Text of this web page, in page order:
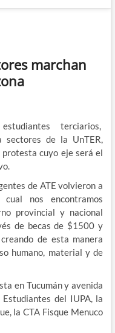
o
d
e
ú
marchan
terciarios,
de la UnTER,
cuyo eje será el
de ATE volvieron a
nos encontramos
provincial y nacional
de becas de $1500 y
de esta manera
humano, material y de
en Tucumán y avenida
del IUPA, la
la CTA Fisque Menuco